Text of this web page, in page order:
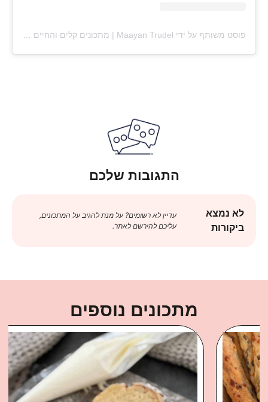
פוסט משותף על ידי ‏‎Maayan Trudel | מתכונים קלים והחיים עצמם‎‏ (@‏‎maayan.shtrudel‎‏)
התגובות שלכם
לא נמצא
ביקורות
עדיין לא רשומים? על מנת להגיב על המתכונים,
עליכם להירשם לאתר.
מתכונים נוספים